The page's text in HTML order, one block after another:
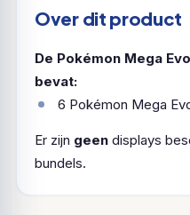
Over dit product
De Pokémon Mega
bevat:
6 Pokémon Mega
Er zijn geen displays
bundels.